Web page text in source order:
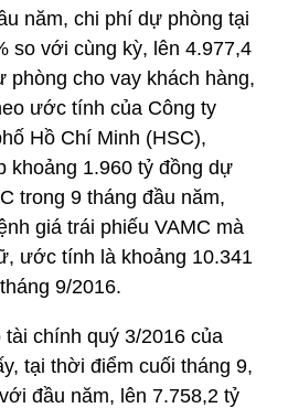
năm, chi phí dự phòng tại
so với cùng kỳ, lên 4.977,4
phòng cho vay khách hàng,
ước tính của Công ty
Hồ Chí Minh (HSC),
khoảng 1.960 tỷ đồng dự
trong 9 tháng đầu năm,
giá trái phiếu VAMC mà
ước tính là khoảng 10.341
9/2016.
chính quý 3/2016 của
tại thời điểm cuối tháng 9,
đầu năm, lên 7.758,2 tỷ